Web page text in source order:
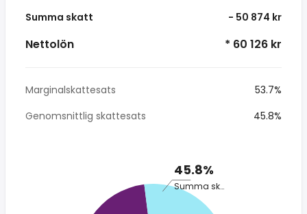
Summa skatt - 50 874 kr
Nettolön * 60 126 kr
Marginalskattesats
53.7%
Genomsnittlig skattesats
45.8%
45.8%
Summa skatt